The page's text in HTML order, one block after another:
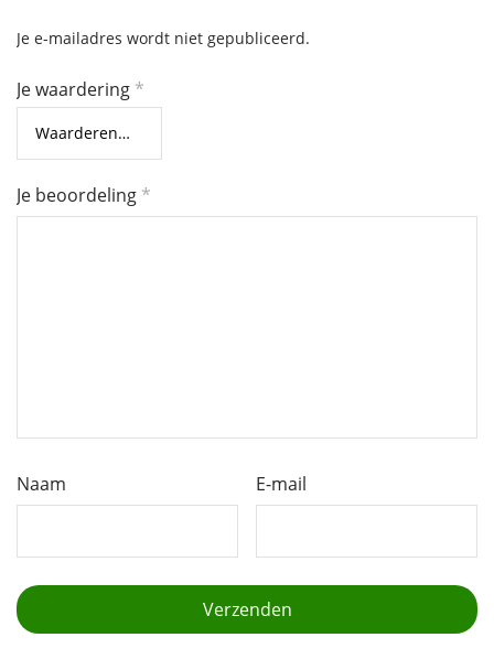
Je e-mailadres wordt niet gepubliceerd.
Je waardering *
Je beoordeling *
Naam E-mail